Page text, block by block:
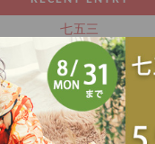
七五三
上手に歩けました♡
七五三
七五三